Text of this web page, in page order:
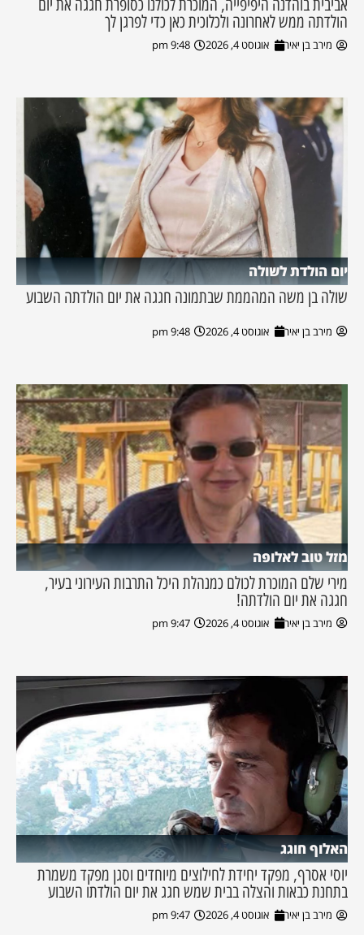
אביבית בוהדנה היפיפייה, המוכרת לכולנו כסופרת חגגה את יום
הולדתה ממש לאחרונה ולכלוכית כאן כדי לפרגן לך
מירב בן יאיר אוגוסט 4, 2026 9:48 pm
יום הולדת לשולה
שולה בן משה המהממת שבתמונה חגגה את יום הולדתה השבוע
מירב בן יאיר אוגוסט 4, 2026 9:48 pm
מזל טוב לאלופה
מירי שלם המוכרת לכולם כמנהלת היכל התרבות העירוני בעיר,
חגגה את יום הולדתה!
מירב בן יאיר אוגוסט 4, 2026 9:47 pm
האלוף חוגג
יוסי אסרף, מפקד יחידת לחילוצים מיוחדים וסגן מפקד משמרת
בתחנת כבאות והצלה בבית שמש חגג את יום הולדתו השבוע
מירב בן יאיר אוגוסט 4, 2026 9:47 pm